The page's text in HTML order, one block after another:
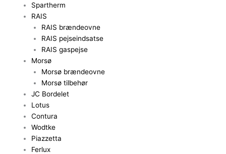
Spartherm
RAIS
RAIS brændeovne
RAIS pejseindsatse
RAIS gaspejse
Morsø
Morsø brændeovne
Morsø tilbehør
JC Bordelet
Lotus
Contura
Wodtke
Piazzetta
Ferlux